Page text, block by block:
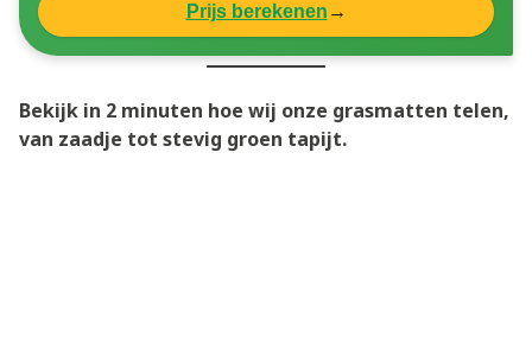
Prijs berekenen →
Bekijk in 2 minuten hoe wij onze grasmatten telen,
van zaadje tot stevig groen tapijt.